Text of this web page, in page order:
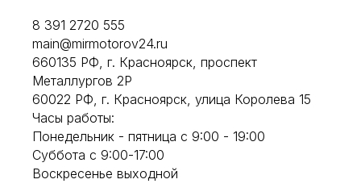
8 391 2720 555
main@mirmotorov24.ru
660135 РФ, г. Красноярск, проспект
Металлургов 2Р
60022 РФ, г. Красноярск, улица Королева 15
Часы работы:
Понедельник - пятница с 9:00 - 19:00
Суббота с 9:00-17:00
Воскресенье выходной